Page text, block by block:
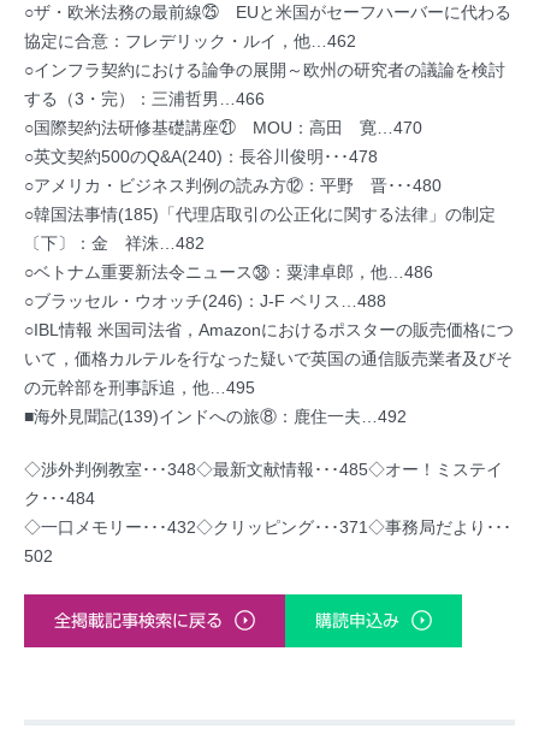
○ザ・欧米法務の最前線㉕ EUと米国がセーフハーバーに代わる
協定に合意：フレデリック・ルイ，他…462
○インフラ契約における論争の展開～欧州の研究者の議論を検討
する（3・完）：三浦哲男…466
○国際契約法研修基礎講座㉑ MOU：高田 寛…470
○英文契約500のQ&A(240)：長谷川俊明･･･478
○アメリカ・ビジネス判例の読み方⑫：平野 晋･･･480
○韓国法事情(185)「代理店取引の公正化に関する法律」の制定
〔下〕：金 祥洙…482
○ベトナム重要新法令ニュース㊳：粟津卓郎，他…486
○ブラッセル・ウオッチ(246)：J-F ベリス…488
○IBL情報 米国司法省，Amazonにおけるポスターの販売価格につ
いて，価格カルテルを行なった疑いで英国の通信販売業者及びそ
の元幹部を刑事訴追，他…495
■海外見聞記(139)インドへの旅⑧：鹿住一夫…492
◇渉外判例教室･･･348◇最新文献情報･･･485◇オー！ミステイ
ク･･･484
◇一口メモリー･･･432◇クリッピング･･･371◇事務局だより･･･
502
全掲載記事検索に戻る 購読申込み